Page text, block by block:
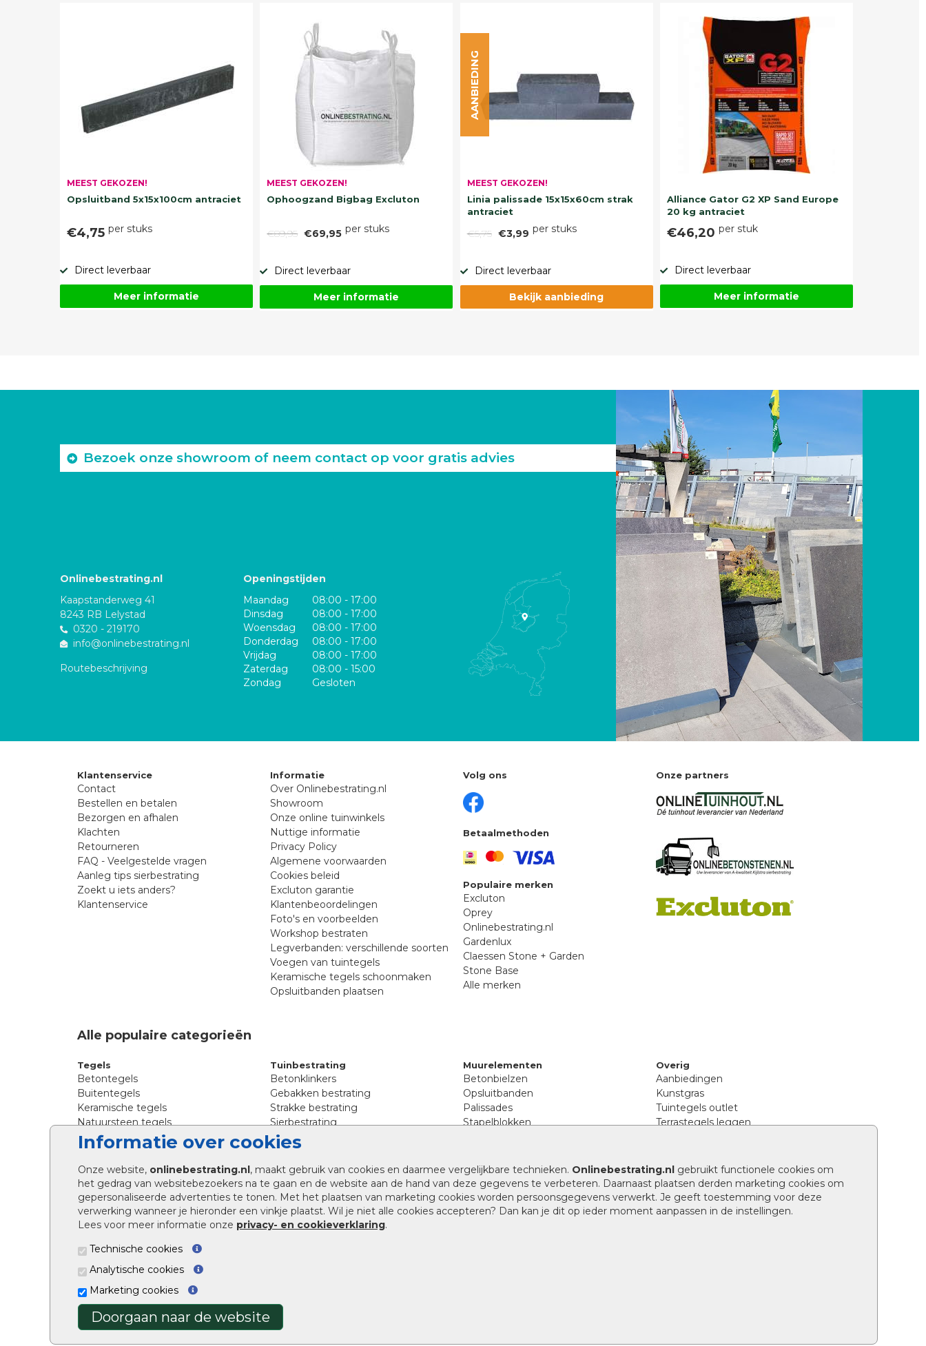
Informatie over cookies
Onze website, onlinebestrating.nl, maakt gebruik van cookies en daarmee vergelijkbare technieken. Onlinebestrating.nl gebruikt functionele cookies om
het gedrag van websitebezoekers na te gaan en de website aan de hand van deze gegevens te verbeteren. Daarnaast plaatsen derden marketing cookies om
gepersonaliseerde advertenties te tonen. Met het plaatsen van marketing cookies worden persoonsgegevens verwerkt. Je geeft toestemming voor deze
verwerking wanneer je hieronder een vinkje plaatst. Wil je niet alle cookies accepteren? Dan kan je dit op ieder moment aanpassen in de instellingen.
Lees voor meer informatie onze privacy- en cookieverklaring.
Technische cookies
Analytische cookies
Marketing cookies
Doorgaan naar de website
MEEST GEKOZEN!
Opsluitband 5x15x100cm antraciet
€4,75 per stuks
Direct leverbaar
Meer informatie
MEEST GEKOZEN!
Ophoogzand Bigbag Excluton
€89,95 €69,95 per stuks
Direct leverbaar
Meer informatie
MEEST GEKOZEN!
Linia palissade 15x15x60cm strak
antraciet
€5,75 €3,99 per stuks
AANBIEDING
Direct leverbaar
Bekijk aanbieding
Alliance Gator G2 XP Sand Europe
20 kg antraciet
€46,20 per stuk
Direct leverbaar
Meer informatie
Bezoek onze showroom of neem contact op voor gratis advies
Onlinebestrating.nl
Kaapstanderweg 41
8243 RB Lelystad
0320 - 219170
info@onlinebestrating.nl
Routebeschrijving
Openingstijden
Maandag
08:00 - 17:00
Dinsdag
08:00 - 17:00
Woensdag
08:00 - 17:00
Donderdag
08:00 - 17:00
Vrijdag
08:00 - 17:00
Zaterdag
08:00 - 15:00
Zondag
Gesloten
Klantenservice
Contact
Bestellen en betalen
Bezorgen en afhalen
Klachten
Retourneren
FAQ - Veelgestelde vragen
Aanleg tips sierbestrating
Zoekt u iets anders?
Klantenservice
Informatie
Over Onlinebestrating.nl
Showroom
Onze online tuinwinkels
Nuttige informatie
Privacy Policy
Algemene voorwaarden
Cookies beleid
Excluton garantie
Klantenbeoordelingen
Foto's en voorbeelden
Workshop bestraten
Legverbanden: verschillende soorten
Voegen van tuintegels
Keramische tegels schoonmaken
Opsluitbanden plaatsen
Volg ons
Betaalmethoden
Populaire merken
Excluton
Oprey
Onlinebestrating.nl
Gardenlux
Claessen Stone + Garden
Stone Base
Alle merken
Onze partners
Alle populaire categorieën
Tegels
Betontegels
Buitentegels
Keramische tegels
Natuursteen tegels
Siertegels
Stoeptegels
Straattegels
Terrastegels
Tuintegels
Tuinbestrating
Betonklinkers
Gebakken bestrating
Strakke bestrating
Sierbestrating
Straatklinkers
Straatstenen
Trommelstenen
Tuinstenen
Waalformaat
Wildverband bestrating
Kingstones
Muurelementen
Betonbielzen
Opsluitbanden
Palissades
Stapelblokken
Afwatering en diversen
Beplantings en betonelementen
Split, grind en zand
Oprit tegels
Overig
Aanbiedingen
Kunstgras
Tuintegels outlet
Terrastegels leggen
Legpatronen betonstenen
Hoe betonstenen onderhouden
Aanlegtips voor betonstenen
Verschil betontegels en keramische
Onlinebestrating.nl ©2026